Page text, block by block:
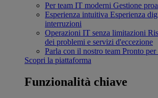
Per team IT moderni Gestione
Esperienza intuitiva Esperienza
interruzioni
Operazioni IT senza limitazioni
dei problemi e servizi d'eccezione
Parla con il nostro team Pronto per
Scopri la piattaforma
Funzionalità chiave